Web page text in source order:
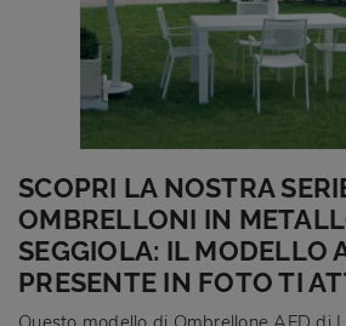
SCOPRI LA NOSTRA
OMBRELLONI IN
SEGGIOLA: IL MODELLO
PRESENTE IN FOTO TI